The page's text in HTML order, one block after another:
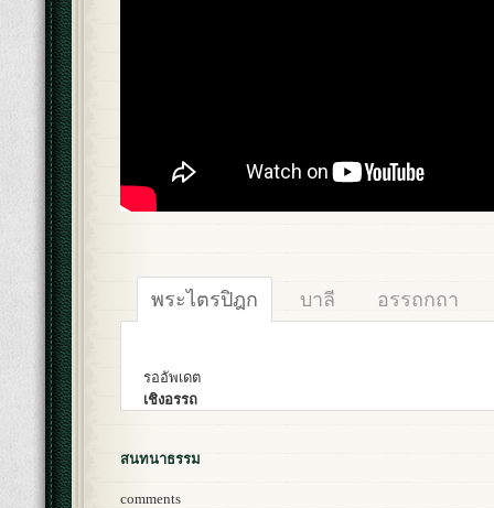
พระไตรปิฎก บาลี อรรถกถา
รออัพเดต
เชิงอรรถ
สนทนาธรรม
comments